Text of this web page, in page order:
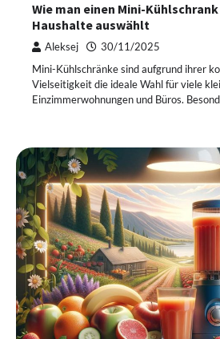
Wie man einen Mini-
Haushalte auswählt
Aleksej 30/11/2025
Mini-Kühlschränke sind aufgrund ihrer
Vielseitigkeit die ideale Wahl für viele
Einzimmerwohnungen und Büros.